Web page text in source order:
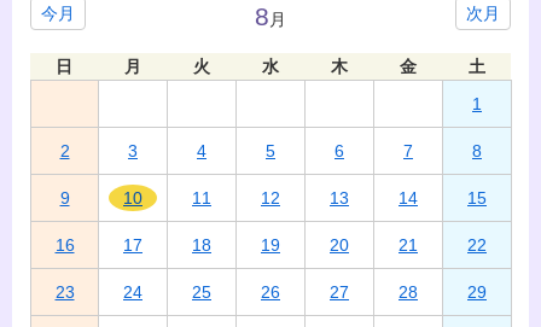
今月 次月
8 月
日 月 火 水 木 金
土
1
2 3 4 5 6 7 8
9 10 11 12 13 14 15
16 17 18 19 20 21 22
23 24 25 26 27 28 29